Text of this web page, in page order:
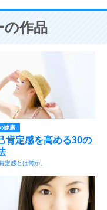
の作品
健康
肯定感を高める30の
定感とは何か。